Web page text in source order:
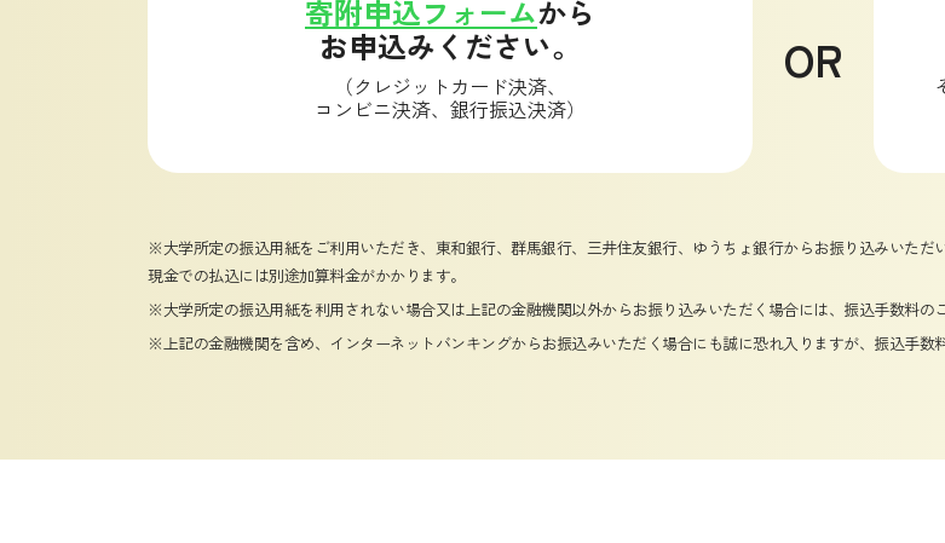
寄附申込フォームから
お申込みください。
（クレジットカード決済、
コンビニ決済、銀行振込決済）
OR
※大学所定の振込用紙をご利用いただき、東和銀行、群馬銀行、三井住友銀行、ゆうちょ銀行からお振り込みいただ
現金での払込には別途加算料金がかかります。
※大学所定の振込用紙を利用されない場合又は上記の金融機関以外からお振り込みいただく場合には、振込手数料の
※上記の金融機関を含め、インターネットバンキングからお振込みいただく場合にも誠に恐れ入りますが、振込手数